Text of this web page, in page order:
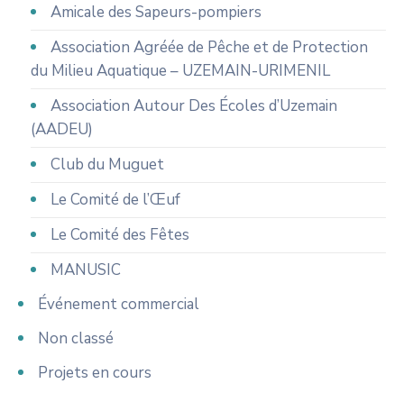
Amicale des Sapeurs-pompiers
Association Agréée de Pêche et de Protection
du Milieu Aquatique – UZEMAIN-URIMENIL
Association Autour Des Écoles d’Uzemain
(AADEU)
Club du Muguet
Le Comité de l’Œuf
Le Comité des Fêtes
MANUSIC
Événement commercial
Non classé
Projets en cours